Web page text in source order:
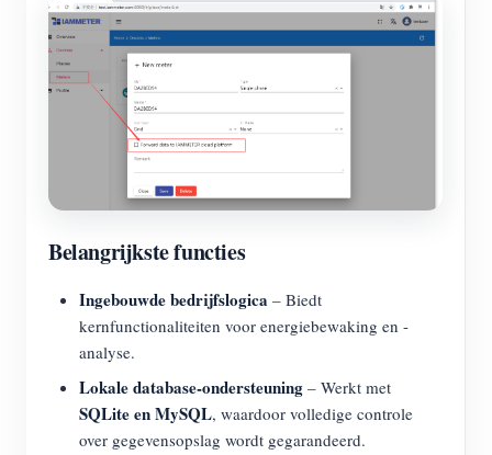
Belangrijkste functies
Ingebouwde bedrijfslogica – Biedt
kernfunctionaliteiten voor energiebewaking en -
analyse.
Lokale database-ondersteuning – Werkt met
SQLite en MySQL, waardoor volledige controle
over gegevensopslag wordt gegarandeerd.